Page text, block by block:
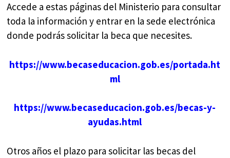
Accede a estas páginas del Ministerio para consultar
toda la información y entrar en la sede electrónica
donde podrás solicitar la beca que necesites.
https://www.becaseducacion.gob.es/portada.ht
ml
https://www.becaseducacion.gob.es/becas-y-
ayudas.html
Otros años el plazo para solicitar las becas del